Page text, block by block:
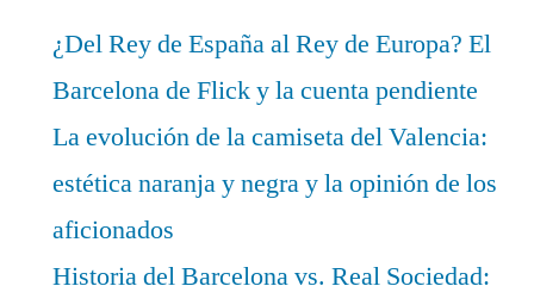
¿Del Rey de España al Rey de Europa? El
Barcelona de Flick y la cuenta pendiente
La evolución de la camiseta del Valencia:
estética naranja y negra y la opinión de los
aficionados
Historia del Barcelona vs. Real Sociedad: